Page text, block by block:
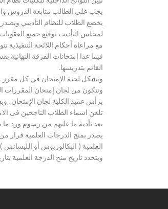
يجب على الطالب متابعة الدروس
يخضع الطلاب للنظام التأديبي
لمجلس التأديب توقيع جميع
مع مراعاة أحكام اللائحة التنفيذية
فيما عدا امتحانات الفرقة
القائم بتدريسها.
وتشكل لجنة الإمتحان في كل
وتتكون من لجان إمتحان المقررات
يرأس عميد الكلية لجان الإمتحان،
تلعن اسماء الطلاب الناجحين فى
بعد تأدية ما عليهم من رسوم ورد ما
يصدر بمنح الدرجات العلمية قرار
العلمية ( البكالوريوس أو الليسانس )
ويتحدد تاريخ منح الدرجة العلمية